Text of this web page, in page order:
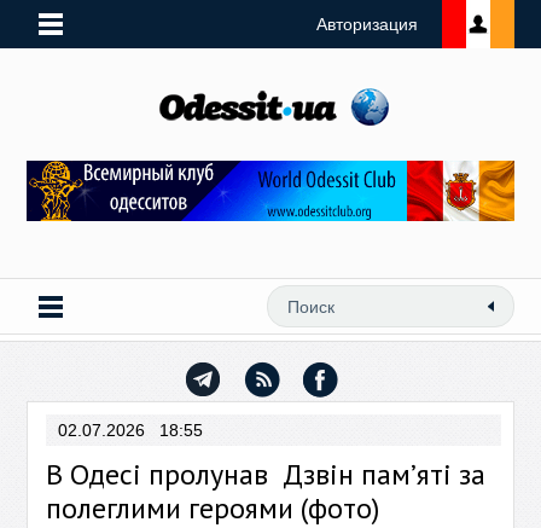
Авторизация
02.07.2026 18:55
В Одесі пролунав Дзвін памʼяті за
полеглими героями (фото)